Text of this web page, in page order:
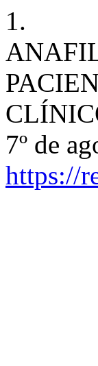
1.
7º de
https://